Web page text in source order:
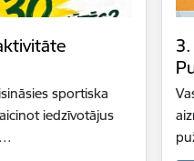
sportiska
iedzīvotājus